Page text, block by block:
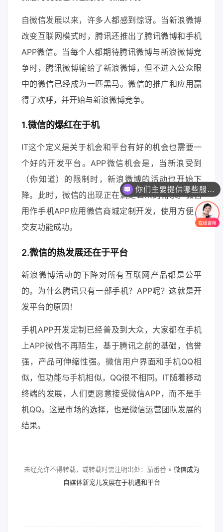
自微信发展以来，许多人都感到惊讶。当新浪微博
改变互联网模式时，腾讯还推出了腾讯微博和手机
APP微信。当每个人都期待腾讯微博与新浪微博竞
争时，腾讯微博输给了新浪微博，但不进入公众眼
中的微信已经成为一匹黑马。微信的推广和应用赢
得了欢呼，并开始与新浪微博竞争。
1.微信的爆红在于机
IT这个定义是关于机会和平台有好的机会也需要一
个好的开发平台。APP微信机会是，当新浪受到
（你知道）的限制时，新浪微博的活动也开始下
降。此时，微信的出现正在满足公众的需求。微信
用作手机APP应用微信商城定制开发，使用方便，
交友功能成功。
2.微信的热发展还在于平台
新浪微博活动的下降对所有互联网产品都是公平
的。为什么腾讯只有一部手机？APP呢？这就是开
发平台的原因！
手机APP开发定制已经普及到大众，大家都在手机
上APP微信不再陌生，基于腾讯之前的基础，信誉
强，产品可伸缩性强。微信用户界面和手机QQ相
似，但功能与手机相似，QQ很不相同。IT随着移动
终端的发展，人们更愿意接受微信APP，而不是手
机QQ。这是市场的选择，也是微信运营团队发展的
结果。
未经允许不得转载，或转载时需注明出处：茄番番 » 微信成为
自媒体新宠儿发展在于机遇和平台
你们主要提供哪些服务？可以根据需求定制吗？